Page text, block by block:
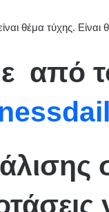
θέμα τύχης. Είναι
από